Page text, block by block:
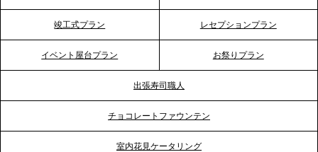
2026.5.20
プレスリリースのご案内｜ケータリングのセカンド
2026.5.12
プレスリリースのご案内｜ケータリングのセカンド
竣工式プラン レセプションプラン
イベント屋台プラン お祭りプラン
出張寿司職人
チョコレートファウンテン
室内花見ケータリング